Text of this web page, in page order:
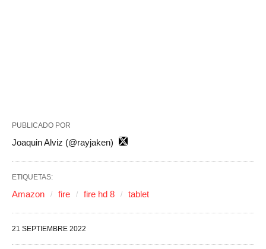
PUBLICADO POR
Joaquin Alviz (@rayjaken)
ETIQUETAS:
Amazon fire fire hd 8 tablet
21 SEPTIEMBRE 2022